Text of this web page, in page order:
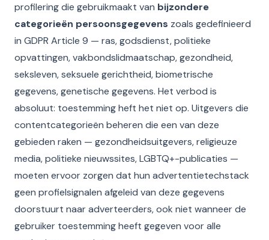
profilering die gebruikmaakt van bijzondere
categorieën persoonsgegevens zoals gedefinieerd
in GDPR Article 9 — ras, godsdienst, politieke
opvattingen, vakbondslidmaatschap, gezondheid,
seksleven, seksuele gerichtheid, biometrische
gegevens, genetische gegevens. Het verbod is
absoluut: toestemming heft het niet op. Uitgevers die
contentcategorieën beheren die een van deze
gebieden raken — gezondheidsuitgevers, religieuze
media, politieke nieuwssites, LGBTQ+-publicaties —
moeten ervoor zorgen dat hun advertentietechstack
geen profielsignalen afgeleid van deze gegevens
doorstuurt naar adverteerders, ook niet wanneer de
gebruiker toestemming heeft gegeven voor alle